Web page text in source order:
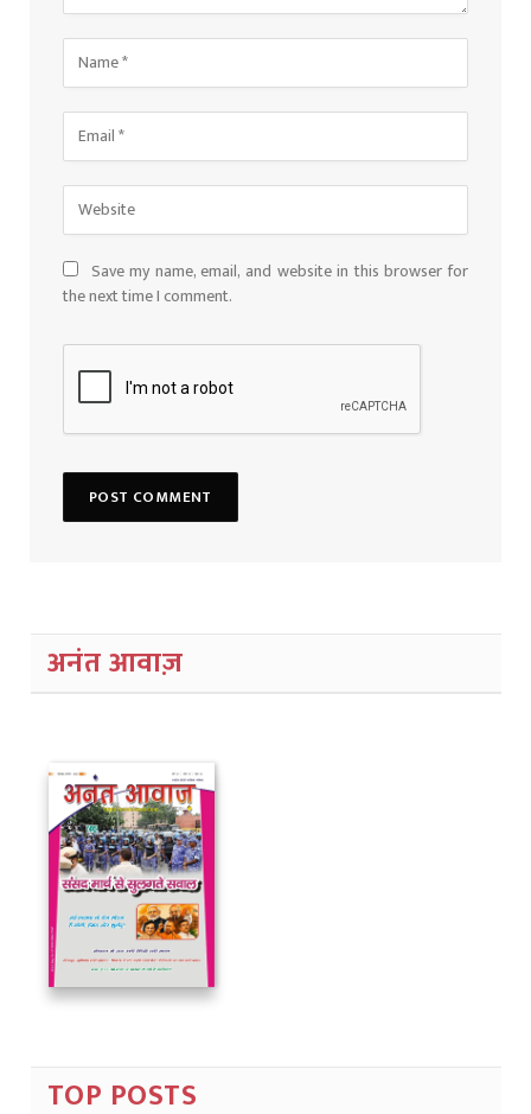
Save my name, email, and website in this browser for
the next time I comment.
अनंत आवाज़
TOP POSTS